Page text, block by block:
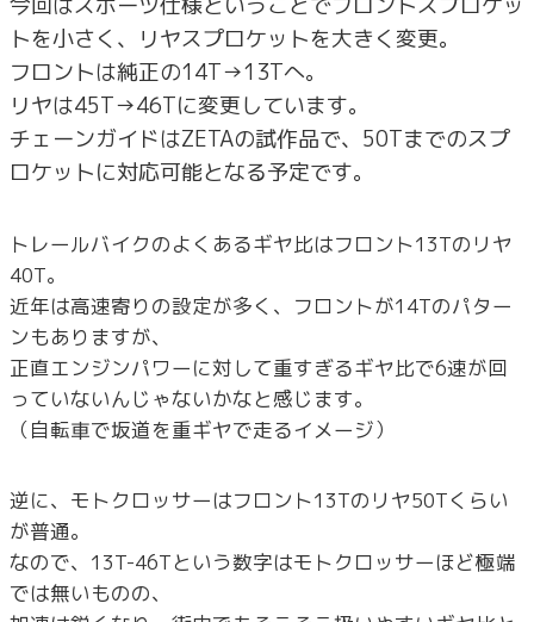
トを小さく、リヤスプロケットを大きく変更。
フロントは純正の14T→13Tへ。
リヤは45T→46Tに変更しています。
チェーンガイドはZETAの試作品で、50Tまでのスプ
ロケットに対応可能となる予定です。
トレールバイクのよくあるギヤ比はフロント13Tのリヤ
40T。
近年は高速寄りの設定が多く、フロントが14Tのパター
ンもありますが、
正直エンジンパワーに対して重すぎるギヤ比で6速が回
っていないんじゃないかなと感じます。
（自転車で坂道を重ギヤで走るイメージ）
逆に、モトクロッサーはフロント13Tのリヤ50Tくらい
が普通。
なので、13T-46Tという数字はモトクロッサーほど極端
では無いものの、